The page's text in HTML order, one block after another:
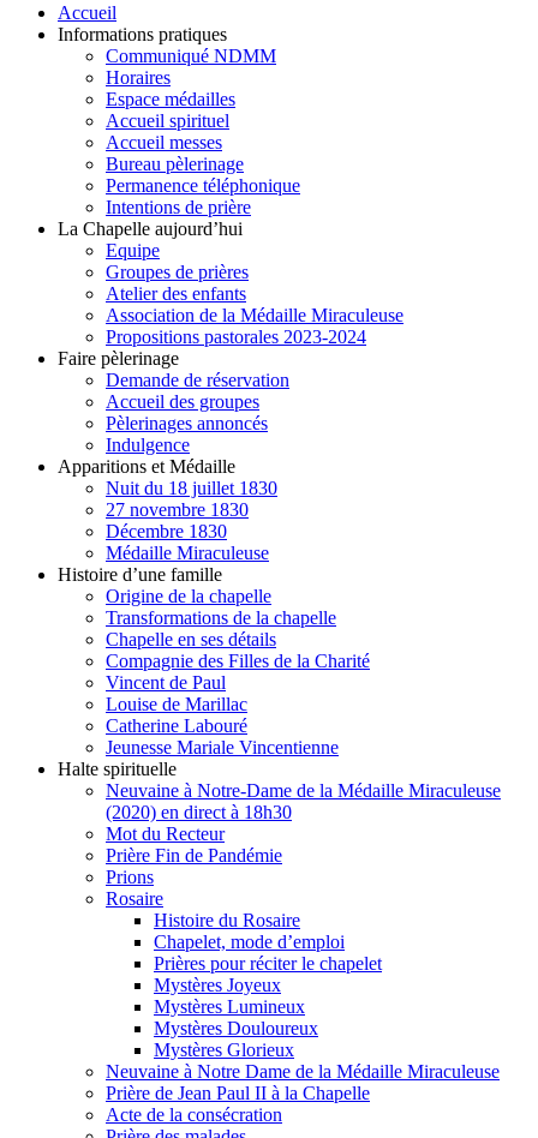
Accueil
Informations pratiques
Communiqué NDMM
Horaires
Espace médailles
Accueil spirituel
Accueil messes
Bureau pèlerinage
Permanence téléphonique
Intentions de prière
La Chapelle aujourd’hui
Equipe
Groupes de prières
Atelier des enfants
Association de la Médaille Miraculeuse
Propositions pastorales 2023-2024
Faire pèlerinage
Demande de réservation
Accueil des groupes
Pèlerinages annoncés
Indulgence
Apparitions et Médaille
Nuit du 18 juillet 1830
27 novembre 1830
Décembre 1830
Médaille Miraculeuse
Histoire d’une famille
Origine de la chapelle
Transformations de la chapelle
Chapelle en ses détails
Compagnie des Filles de la Charité
Vincent de Paul
Louise de Marillac
Catherine Labouré
Jeunesse Mariale Vincentienne
Halte spirituelle
Neuvaine à Notre-Dame de la Médaille Miraculeuse
(2020) en direct à 18h30
Mot du Recteur
Prière Fin de Pandémie
Prions
Rosaire
Histoire du Rosaire
Chapelet, mode d’emploi
Prières pour réciter le chapelet
Mystères Joyeux
Mystères Lumineux
Mystères Douloureux
Mystères Glorieux
Neuvaine à Notre Dame de la Médaille Miraculeuse
Prière de Jean Paul II à la Chapelle
Acte de la consécration